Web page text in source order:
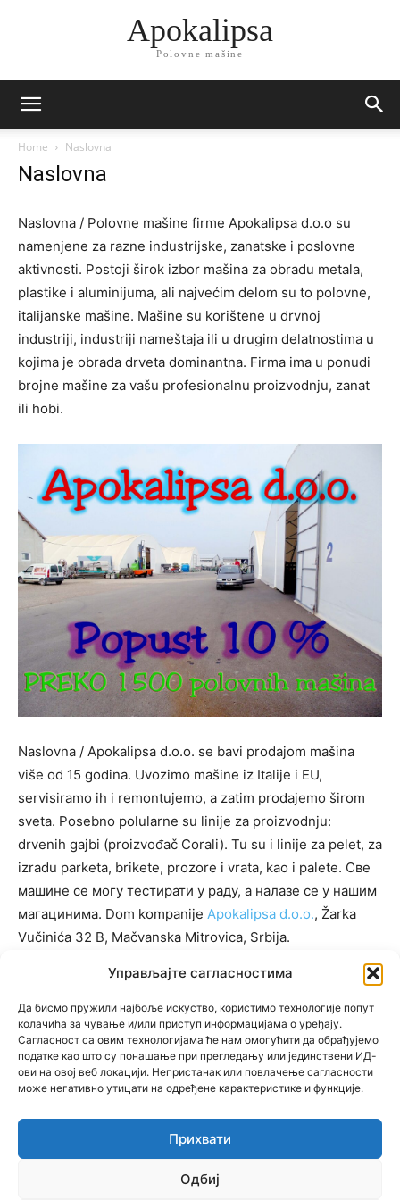
Управљајте сагласностима
Да бисмо пружили најбоље искуство, користимо технологије попут
колачића за чување и/или приступ информацијама о уређају.
Сагласност са овим технологијама ће нам омогућити да обрађујемо
податке као што су понашање при прегледању или јединствени ИД-
ови на овој веб локацији. Непристанак или повлачење сагласности
може негативно утицати на одређене карактеристике и функције.
Прихвати
Одбиј
Apokalipsa
Polovne mašine
Home Naslovna
Naslovna
Naslovna / Polovne mašine firme Apokalipsa d.o.o su
namenjene za razne industrijske, zanatske i poslovne
aktivnosti. Postoji širok izbor mašina za obradu metala,
plastike i aluminijuma, ali najvećim delom su to polovne,
italijanske mašine. Mašine su korištene u drvnoj
industriji, industriji nameštaja ili u drugim delatnostima u
kojima je obrada drveta dominantna. Firma ima u ponudi
brojne mašine za vašu profesionalnu proizvodnju, zanat
ili hobi.
Naslovna / Apokalipsa d.o.o. se bavi prodajom mašina
više od 15 godina. Uvozimo mašine iz Italije i EU,
servisiramo ih i remontujemo, a zatim prodajemo širom
sveta. Posebno polularne su linije za proizvodnju:
drvenih gajbi (proizvođač Corali). Tu su i linije za pelet, za
izradu parketa, brikete, prozore i vrata, kao i palete. Све
машине се могу тестирати у раду, а налазе се у нашим
магацинима. Dom kompanije Apokalipsa d.o.o., Žarka
Vučinića 32 B, Mačvanska Mitrovica, Srbija.
KATEGORIJE
KATEGORIJE
© Newspaper WordPress Theme by TagDiv